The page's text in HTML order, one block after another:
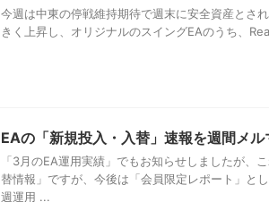
今週は中東の停戦維持期待で週末に安全資産とさ
きく上昇し、オリジナルのスイングEAのうち、
EAの「新規投入・入替」速報を週間メル
「3月のEA運用実績」でもお知らせしましたが、
替情報」ですが、今後は「会員限定レポート」と
週運用 ...